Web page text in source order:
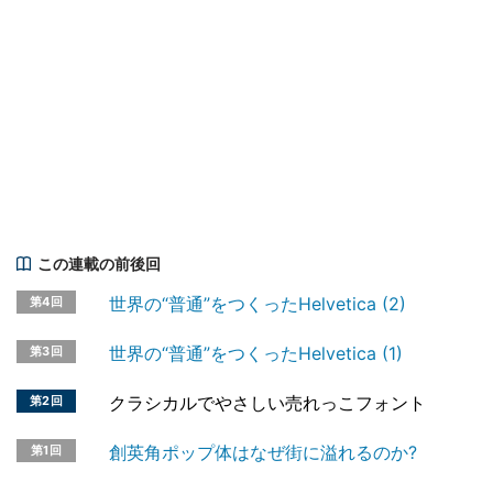
この連載の前後回
第4回 世界の“普通”をつくったHelvetica (2)
第3回 世界の“普通”をつくったHelvetica (1)
第2回 クラシカルでやさしい売れっこフォント
第1回 創英角ポップ体はなぜ街に溢れるのか?